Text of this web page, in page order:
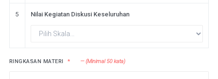
5 Nilai Kegiatan Diskusi Keseluruhan
RINGKASAN MATERI (Minimal50kata)